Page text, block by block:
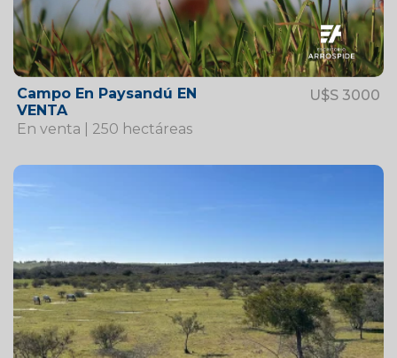
Campo En Paysandú EN
VENTA
U$S 3000
En venta | 250 hectáreas